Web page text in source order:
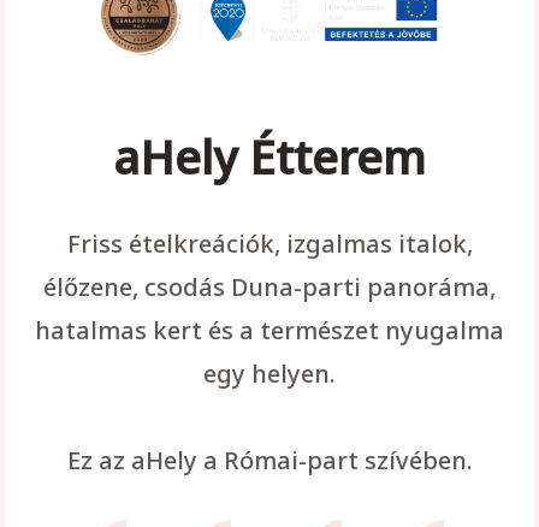
aHely Étterem
Friss ételkreációk, izgalmas italok,
élőzene, csodás Duna-parti panoráma,
hatalmas kert és a természet nyugalma
egy helyen.
Ez az aHely a Római-part szívében.